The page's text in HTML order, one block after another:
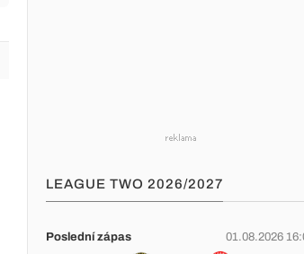
LEAGUE TWO 2026/2027
Poslední zápas
01.08.2026